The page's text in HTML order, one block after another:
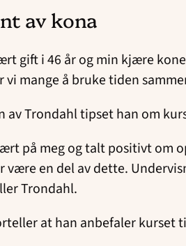
av kona
gift i 46 år og min kjære
vi mange å bruke tiden
av Trondahl tipset han om
på meg og talt positivt om
være en del av dette.
Trondahl.
at han anbefaler kurset